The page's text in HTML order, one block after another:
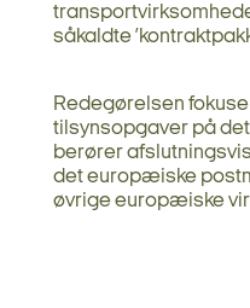
såkaldte
Redegørelsen
tilsynsopgaver på
berører
det europæiske
øvrige europæiske